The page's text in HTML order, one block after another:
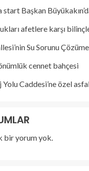
start Başkan
afetlere karşı
Su Sorunu
cennet bahçesi
Caddesi’ne özel
bir yorum yok.